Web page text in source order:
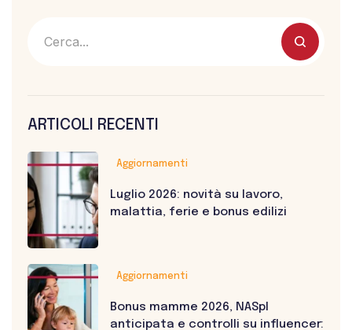
ARTICOLI RECENTI
Aggiornamenti
Luglio 2026: novità su lavoro,
malattia, ferie e bonus edilizi
Aggiornamenti
Bonus mamme 2026, NASpI
anticipata e controlli su influencer: